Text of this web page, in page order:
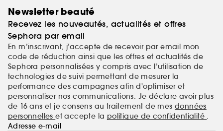
Newsletter beauté
Recevez les nouveautés, actualités et offres
Sephora par email
En m’inscrivant, j’accepte de recevoir par email mon
code de réduction ainsi que les offres et actualités de
Sephora personnalisées y compris avec l’utilisation de
technologies de suivi permettant de mesurer la
performance des campagnes afin d'optimiser et
personnaliser nos communications. Je déclare avoir plus
de 16 ans et je consens au traitement de mes données
personnelleset accepte la politique de confidentialité
Adresse e-mail